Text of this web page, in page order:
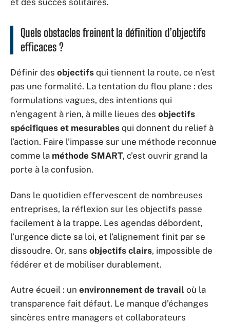
Quels obstacles freinent la définition d’objectifs
efficaces ?
Définir des objectifs qui tiennent la route, ce n’est
pas une formalité. La tentation du flou plane : des
formulations vagues, des intentions qui
n’engagent à rien, à mille lieues des objectifs
spécifiques et mesurables qui donnent du relief à
l’action. Faire l’impasse sur une méthode reconnue
comme la méthode SMART, c’est ouvrir grand la
porte à la confusion.
Dans le quotidien effervescent de nombreuses
entreprises, la réflexion sur les objectifs passe
facilement à la trappe. Les agendas débordent,
l’urgence dicte sa loi, et l’alignement finit par se
dissoudre. Or, sans objectifs clairs, impossible de
fédérer et de mobiliser durablement.
Autre écueil : un environnement de travail où la
transparence fait défaut. Le manque d’échanges
sincères entre managers et collaborateurs